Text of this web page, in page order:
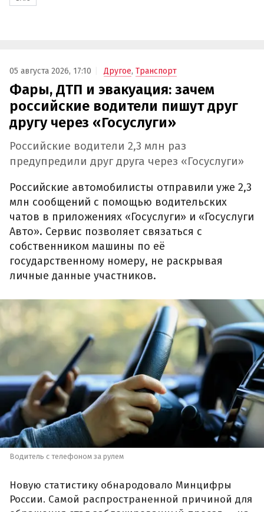
05 августа 2026, 17:10 Другое, Транспорт
Фары, ДТП и эвакуация: зачем
российские водители пишут друг
другу через «Госуслуги»
Российские водители 2,3 млн раз
предупредили друг друга через «Госуслуги»
Российские автомобилисты отправили уже 2,3
млн сообщений с помощью водительских
чатов в приложениях «Госуслуги» и «Госуслуги
Авто». Сервис позволяет связаться с
собственником машины по её
государственному номеру, не раскрывая
личные данные участников.
Водитель с телефоном за рулем
Новую статистику обнародовало Минцифры
России. Самой распространенной причиной для